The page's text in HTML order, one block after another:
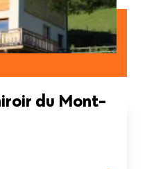
du Mont-